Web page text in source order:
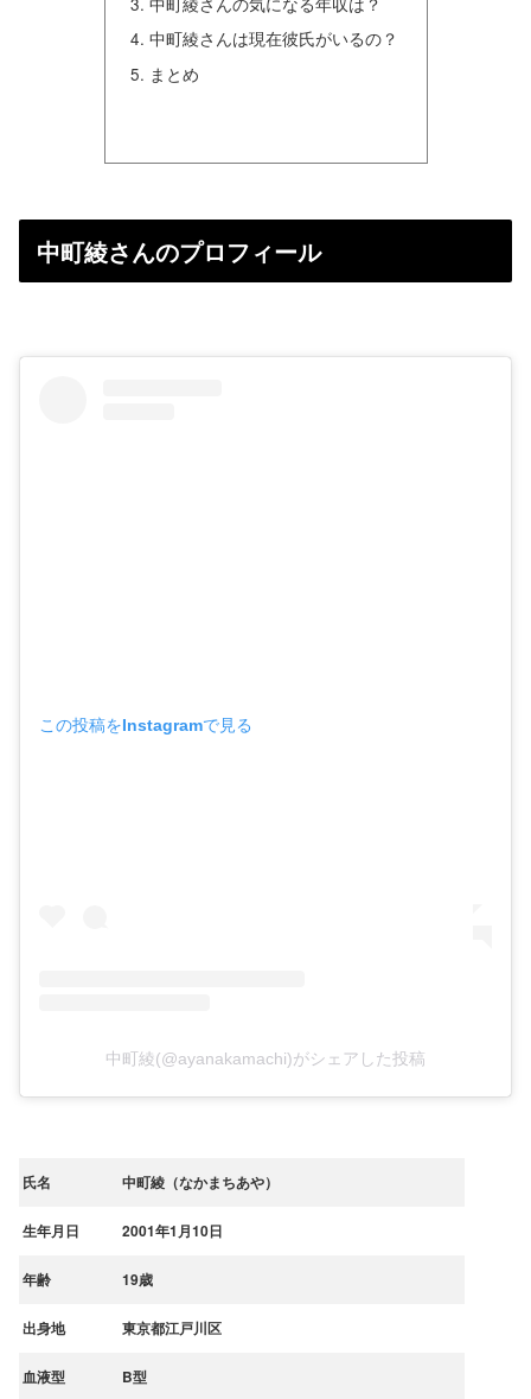
中町綾さんは現在彼氏がいるの？
まとめ
中町綾さんのプロフィール
この投稿をInstagramで見る
中町綾(@ayanakamachi)がシェアした投稿
氏名 中町綾（なかまちあや）
生年月日 2001年1月10日
年齢 19歳
出身地 東京都江戸川区
血液型 B型